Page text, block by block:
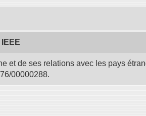
IEEE
et de ses relations avec les pays
00000288.